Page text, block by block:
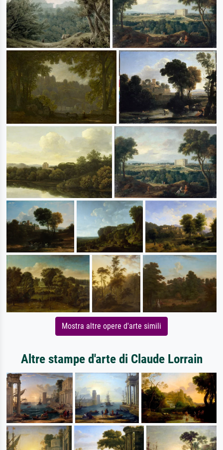
Mostra altre opere d'arte simili
Altre stampe d'arte di Claude Lorrain